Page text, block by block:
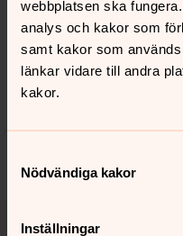
webbplatsen ska
analys och kakor som
samt kakor som
länkar vidare till andra
kakor.
Nödvändiga kakor
Inställningar
Senast ändrad 28 mars 2025
Synpunkter eller
innehåll?